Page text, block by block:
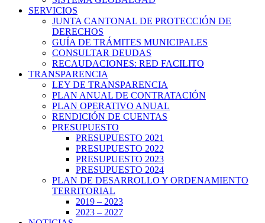
SERVICIOS
JUNTA CANTONAL DE PROTECCIÓN DE
DERECHOS
GUÍA DE TRÁMITES MUNICIPALES
CONSULTAR DEUDAS
RECAUDACIONES: RED FACILITO
TRANSPARENCIA
LEY DE TRANSPARENCIA
PLAN ANUAL DE CONTRATACIÓN
PLAN OPERATIVO ANUAL
RENDICIÓN DE CUENTAS
PRESUPUESTO
PRESUPUESTO 2021
PRESUPUESTO 2022
PRESUPUESTO 2023
PRESUPUESTO 2024
PLAN DE DESARROLLO Y ORDENAMIENTO
TERRITORIAL
2019 – 2023
2023 – 2027